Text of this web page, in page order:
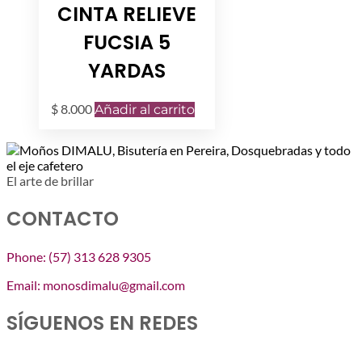
CINTA RELIEVE
FUCSIA 5
YARDAS
$8.000Añadir al carrito
El arte de brillar
CONTACTO
Phone: (57) 313 628 9305
Email: monosdimalu@gmail.com
SÍGUENOS EN REDES